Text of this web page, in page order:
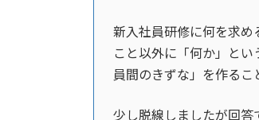
新入社員研修に何を求
こと以外に「何か」と
員間のきずな」を作るこ
少し脱線しましたが回答